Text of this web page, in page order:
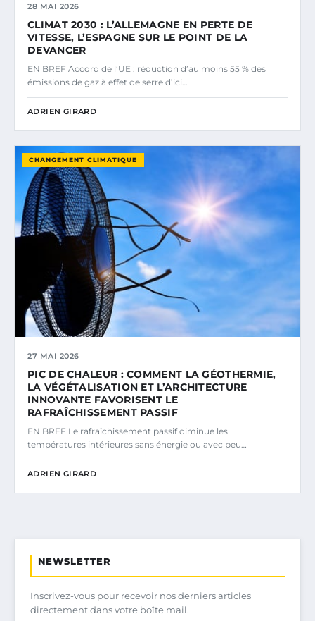
28 MAI 2026
CLIMAT 2030 : L’ALLEMAGNE EN PERTE DE
VITESSE, L’ESPAGNE SUR LE POINT DE LA
DEVANCER
EN BREF Accord de l’UE : réduction d’au moins 55 % des
émissions de gaz à effet de serre d’ici…
ADRIEN GIRARD
CHANGEMENT CLIMATIQUE
27 MAI 2026
PIC DE CHALEUR : COMMENT LA GÉOTHERMIE,
LA VÉGÉTALISATION ET L’ARCHITECTURE
INNOVANTE FAVORISENT LE
RAFRAÎCHISSEMENT PASSIF
EN BREF Le rafraîchissement passif diminue les
températures intérieures sans énergie ou avec peu…
ADRIEN GIRARD
NEWSLETTER
Inscrivez-vous pour recevoir nos derniers articles
directement dans votre boîte mail.